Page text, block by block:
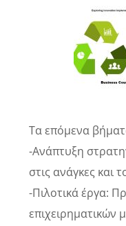
Τα επόμενα
-Ανάπτυξη
στις ανάγκες και
-Πιλοτικά έργα:
επιχειρηματικών